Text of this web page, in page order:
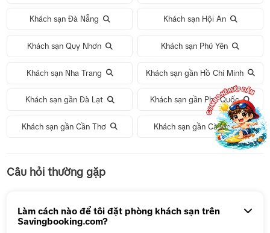
Khách sạn Đà Nẵng Khách sạn Hội An
Khách sạn Quy Nhơn Khách sạn Phú Yên
Khách sạn Nha Trang Khách sạn gần Hồ Chí Minh
Khách sạn gần Đà Lạt Khách sạn gần Phú Quốc
Khách sạn gần Cần Thơ Khách sạn gần Cà Mau
Tour 5N4Đ Hà Nội – Bali – Hà Nội
Câu hỏi thường gặp
Làm cách nào để tôi đặt phòng khách sạn trên
Savingbooking.com?